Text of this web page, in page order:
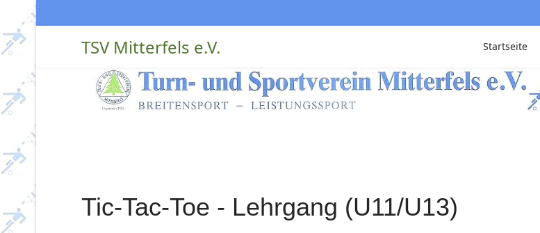
TSV Mitterfels e.V. Startseite
Tic-Tac-Toe - Lehrgang (U11/U13)